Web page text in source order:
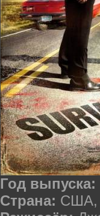
Год выпуска:
Страна: США,